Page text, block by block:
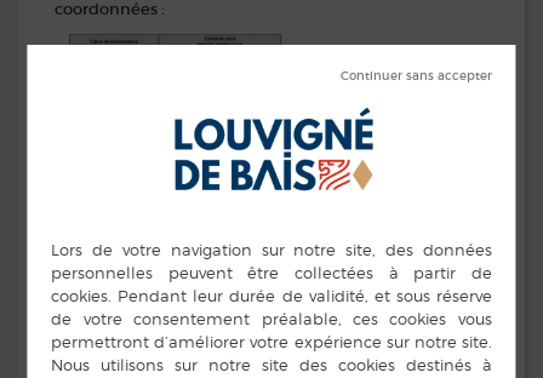
coordonnées :
Le planning des permanences pour le 2ème semestre
2025 est le suivant :